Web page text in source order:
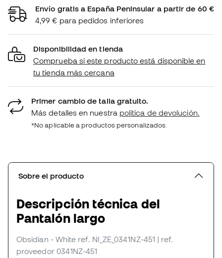
Envío gratis a España Peninsular a partir de 60 €
4,99 € para pedidos inferiores
Disponibilidad en tienda
Comprueba si este producto está disponible en
tu tienda más cercana
Primer cambio de talla gratuito.
Más detalles en nuestra política de devolución.
*No aplicable a productos personalizados.
Sobre el producto
Descripción técnica del
Pantalón largo
Obsidian - White ref. NI_ZE_0341NZ-451 | ref.
proveedor 0341NZ-451